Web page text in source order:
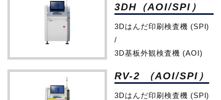
3DH（AOI/SPI）
3Dはんだ印刷検査機 (SPI)
/
3D基板外観検査機 (AOI)
RV-2 （AOI/SPI）
3Dはんだ印刷検査機 (SPI)